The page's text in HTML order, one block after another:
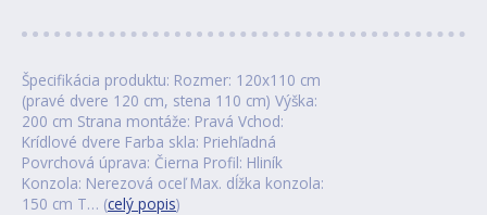
Špecifikácia produktu: Rozmer: 120x110 cm
(pravé dvere 120 cm, stena 110 cm) Výška:
200 cm Strana montáže: Pravá Vchod:
Krídlové dvere Farba skla: Priehľadná
Povrchová úprava: Čierna Profil: Hliník
Konzola: Nerezová oceľ Max. dĺžka konzola:
150 cm T… (celý popis)